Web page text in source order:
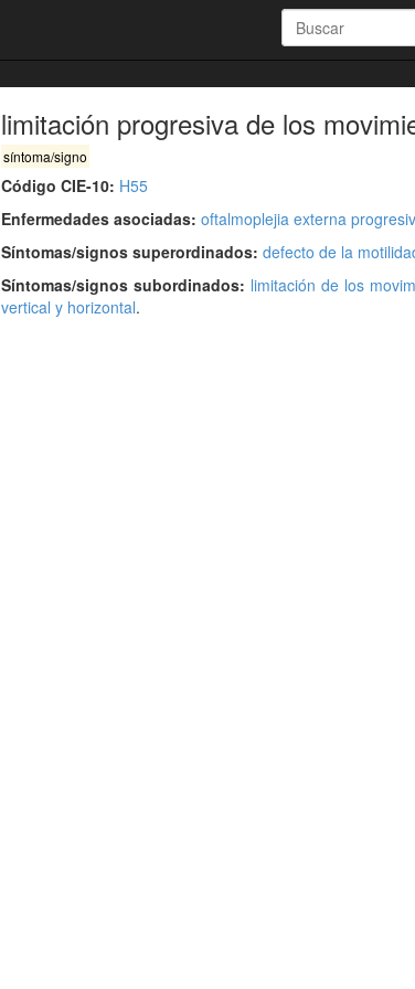
limitación progresiva de los
síntoma/signo
Código CIE-10: H55
Enfermedades asociadas: oftalmoplejia externa
Síntomas/signos superordinados: defecto de la
Síntomas/signos subordinados: limitación de los
vertical y horizontal.